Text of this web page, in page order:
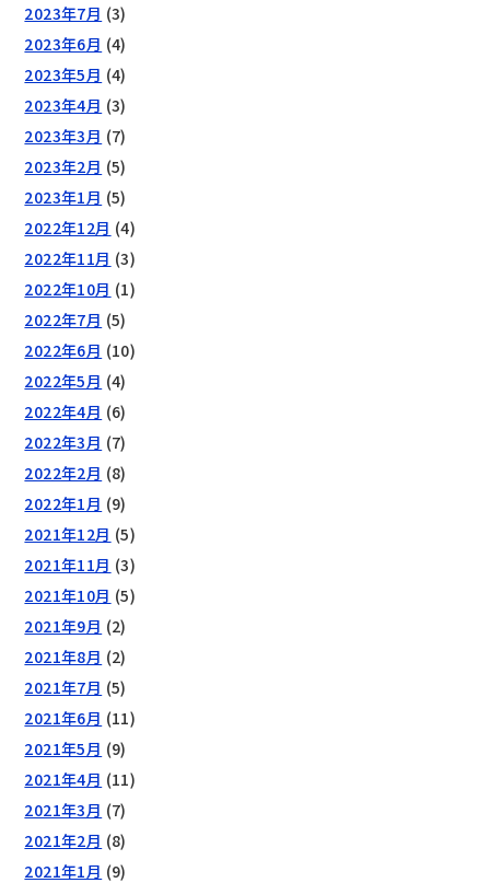
2023年7月 (3)
2023年6月 (4)
2023年5月 (4)
2023年4月 (3)
2023年3月 (7)
2023年2月 (5)
2023年1月 (5)
2022年12月 (4)
2022年11月 (3)
2022年10月 (1)
2022年7月 (5)
2022年6月 (10)
2022年5月 (4)
2022年4月 (6)
2022年3月 (7)
2022年2月 (8)
2022年1月 (9)
2021年12月 (5)
2021年11月 (3)
2021年10月 (5)
2021年9月 (2)
2021年8月 (2)
2021年7月 (5)
2021年6月 (11)
2021年5月 (9)
2021年4月 (11)
2021年3月 (7)
2021年2月 (8)
2021年1月 (9)